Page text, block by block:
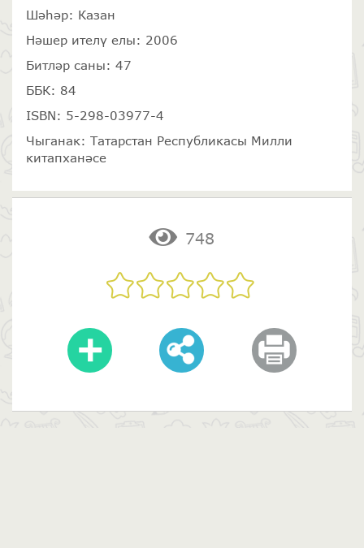
Шәһәр: Казан
Нәшер ителү елы: 2006
Битләр саны: 47
ББК: 84
ISBN: 5-298-03977-4
Чыганак: Татарстан Республикасы Милли
китапханәсе
748